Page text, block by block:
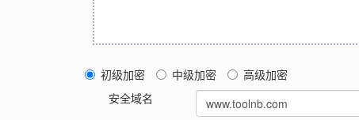
初级加密 中级加密
高级加密
安全域名